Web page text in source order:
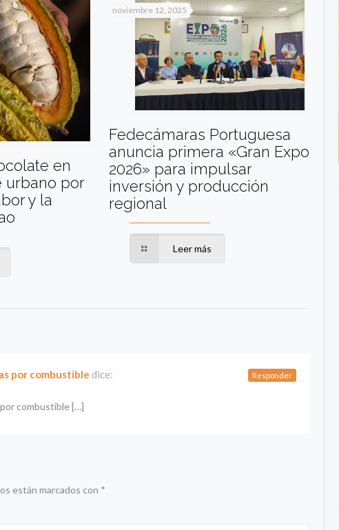
en
urbano por
y la
noviembre 12, 2025
Fedecámaras Portuguesa
anuncia primera «Gran Expo
2026» para impulsar
inversión y producción
regional
Leer más
por combustible dice:
combustible […]
Responder
están marcados con *